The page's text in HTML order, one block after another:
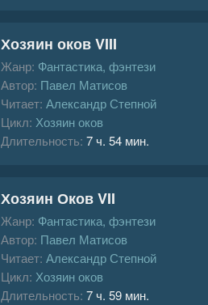
Хозяин оков VIII
Жанр: Фантастика, фэнтези
Автор: Павел Матисов
Читает: Александр Степной
Цикл: Хозяин оков
Длительность: 7 ч. 54 мин.
Хозяин Оков VII
Жанр: Фантастика, фэнтези
Автор: Павел Матисов
Читает: Александр Степной
Цикл: Хозяин оков
Длительность: 7 ч. 59 мин.